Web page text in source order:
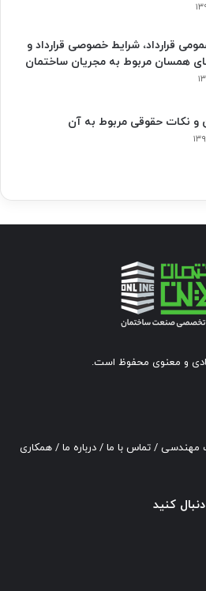
۲۲
قرارداد، شرایط خصوصی قرارداد و
همسان مربوط به مجریان ساختمان
نکات حقوقی مربوط به آن
۲۳
و معنوی محفوظ است.
مهندسی / تماس با ما / درباره ما / همکاری
کنید